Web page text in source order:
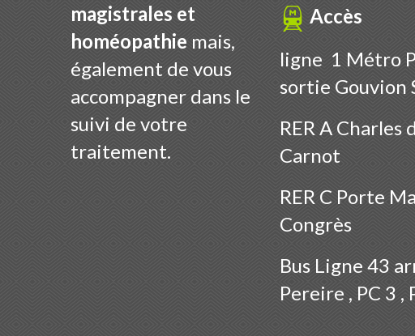
magistrales et
homéopathie mais,
également de vous
accompagner dans le
suivi de votre
traitement.
Accès
ligne 1 Métro
sortie Gouvion
RER A Charles
Carnot
RER C Porte
Congrès
Bus Ligne 43
Pereire , PC 3 ,